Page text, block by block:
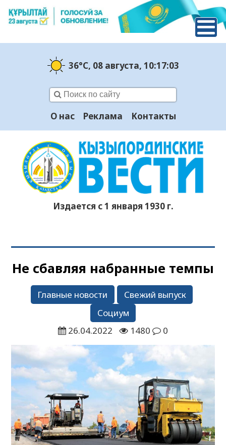
36°C, 08 августа, 10:17:04
О нас Реклама Контакты
Издается с 1 января 1930 г.
Не сбавляя набранные темпы
Главные новости
Свежий выпуск
Социум
26.04.2022
1480 0